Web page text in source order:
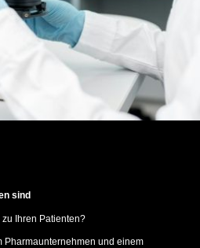
sind
Ihren Patienten?
Pharmaunternehmen und einem